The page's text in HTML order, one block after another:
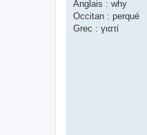
Anglais : why
Occitan : perqué
Grec : γιατί